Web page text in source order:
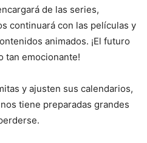
de las series,
continuará con las películas y
animados. ¡El futuro
tan emocionante!
y ajusten sus calendarios,
tiene preparadas grandes